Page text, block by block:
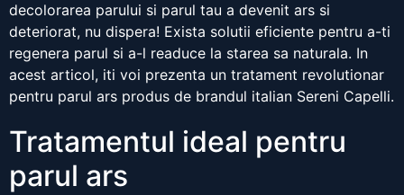
decolorarea parului si parul tau a devenit ars si
deteriorat, nu dispera! Exista solutii eficiente pentru a-ti
regenera parul si a-l readuce la starea sa naturala. In
acest articol, iti voi prezenta un tratament revolutionar
pentru parul ars produs de brandul italian Sereni Capelli.
Tratamentul ideal pentru
parul ars